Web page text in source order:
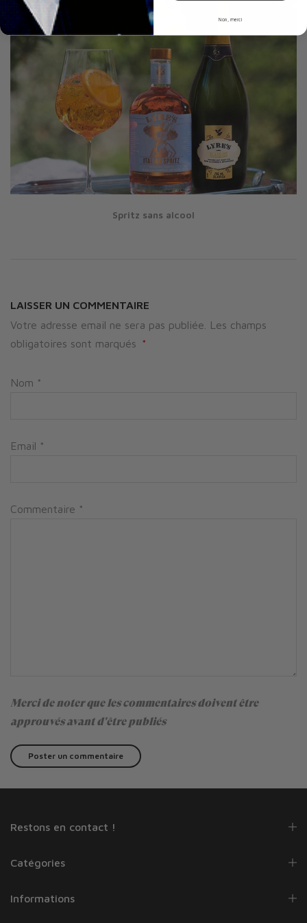
Spritz sans alcool
LAISSER UN COMMENTAIRE
Votre adresse email ne sera pas publiée. Les champs
obligatoires sont marqués *
Nom *
Email *
Commentaire *
Merci de noter que les commentaires doivent être
approuvés avant d'être publiés
Restons en contact !
Catégories
Informations
Non, merci